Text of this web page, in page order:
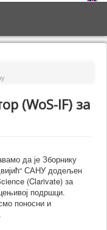
(WoS-IF) за
да је Зборнику
САНУ додељен
(Clarivate) за
подршци.
поносни и